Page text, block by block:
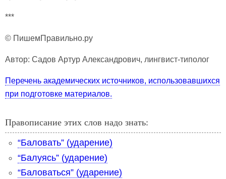
***
© ПишемПравильно.ру
Автор: Садов Артур Александрович, лингвист-типолог
Перечень академических источников, использовавшихся
при подготовке материалов.
Правописание этих слов надо знать:
“Баловать” (ударение)
“Балуясь” (ударение)
“Баловаться” (ударение)